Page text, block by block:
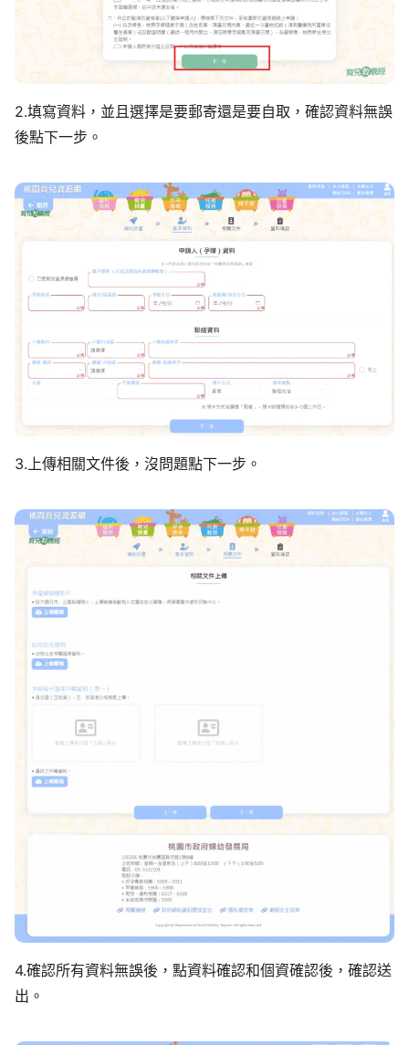
2.填寫資料，並且選擇是要郵寄還是要自取，確認資料無誤
後點下一步。
3.上傳相關文件後，沒問題點下一步。
4.確認所有資料無誤後，點資料確認和個資確認後，確認送
出。